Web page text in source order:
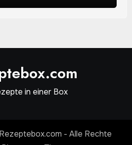
in einer Box
- Alle Rechte